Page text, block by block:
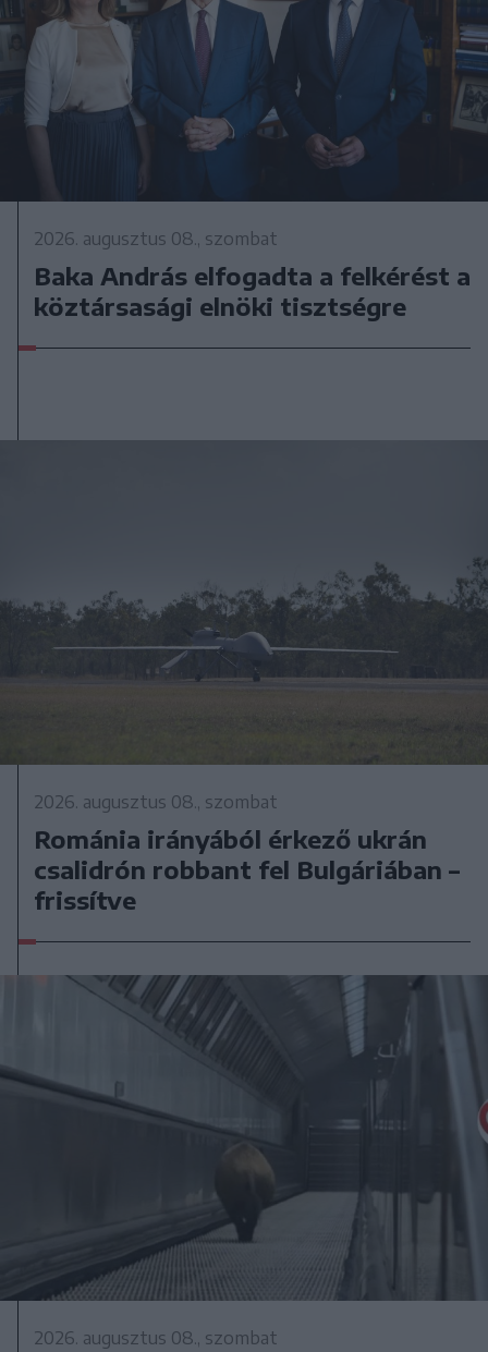
2026. augusztus 08., szombat
Baka András elfogadta a felkérést a
köztársasági elnöki tisztségre
2026. augusztus 08., szombat
Románia irányából érkező ukrán
csalidrón robbant fel Bulgáriában –
frissítve
2026. augusztus 08., szombat